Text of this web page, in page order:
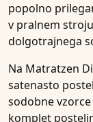
popolno
v pralnem
dolgotrajnega
Na Matratzen
satenasto
sodobne
komplet